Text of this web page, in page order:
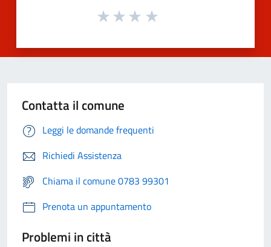
Contatta il comune
Leggi le domande frequenti
Richiedi Assistenza
Chiama il comune 0783 99301
Prenota un appuntamento
Problemi in città